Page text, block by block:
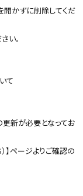
開かずに削除してくだ
い。
て
が必要となってお
ページよりご確認の